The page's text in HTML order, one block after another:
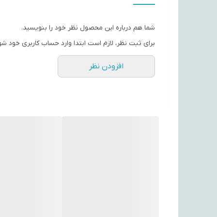
مناسب برای
حساسیت
رنگ
شما هم درباره این محصول نظر خود را بنویسید.
برای ثبت نظر، لازم است ابتدا وارد حساب کاربری خود
افزودن نظر